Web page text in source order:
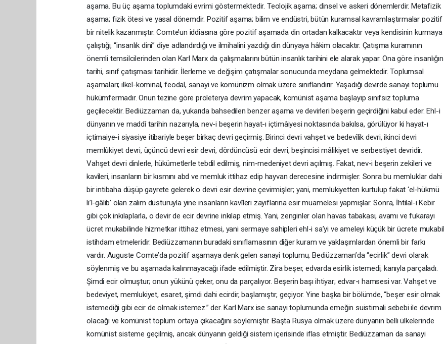
aşama. Bu üç aşama toplumdaki evrimi göstermektedir. Teolojik aşama; dinsel ve askeri dönemlerdir. Metafizik
aşama; fizik ötesi ve yasal dönemdir. Pozitif aşama; bilim ve endüstri, bütün kuramsal kavramlaştırmalar pozitif
bir nitelik kazanmıştır. Comte’un iddiasına göre pozitif aşamada din ortadan kalkacaktır veya kendisinin kurmaya
çalıştığı, “insanlık dini” diye adlandırdığı ve ilmihalini yazdığı din dünyaya hâkim olacaktır. Çatışma kuramının
önemli temsilcilerinden olan Karl Marx da çalışmalarını bütün insanlık tarihini ele alarak yapar. Ona göre insanlığın
tarihi, sınıf çatışması tarihidir. İlerleme ve değişim çatışmalar sonucunda meydana gelmektedir. Toplumsal
aşamaları; ilkel-kominal, feodal, sanayi ve komünizm olmak üzere sınıflandırır. Yaşadığı devirde sanayi toplumu
hükümfermadır. Onun tezine göre proleterya devrim yapacak, komünist aşama başlayıp sınıfsız topluma
geçilecektir. Bediüzzaman da, yukarıda bahsedilen benzer aşama ve devirleri beşerin geçirdiğini kabul eder. Ehl-i
dünyanın ve maddî tarihin nazarıyla, nev-i beşerin hayat-ı içtimâiyesi noktasında bakılsa, görülüyor ki hayat-ı
içtimaiye-i siyasiye itibariyle beşer birkaç devri geçirmiş. Birinci devri vahşet ve bedevîlik devri, ikinci devri
memlûkiyet devri, üçüncü devri esir devri, dördüncüsü ecir devri, beşincisi mâlikiyet ve serbestiyet devridir.
Vahşet devri dinlerle, hükümetlerle tebdil edilmiş, nim-medeniyet devri açılmış. Fakat, nev-i beşerin zekileri ve
kavîleri, insanların bir kısmını abd ve memluk ittihaz edip hayvan derecesine indirmişler. Sonra bu memluklar dahi
bir intibaha düşüp gayrete gelerek o devri esir devrine çevirmişler; yani, memlukiyetten kurtulup fakat ‘el-hükmü
li’l-gâlib’ olan zalim düsturuyla yine insanların kavîleri zayıflarına esir muamelesi yapmışlar. Sonra, İhtilal-i Kebir
gibi çok inkılaplarla, o devir de ecir devrine inkılap etmiş. Yani, zenginler olan havas tabakası, avamı ve fukarayı
ücret mukabilinde hizmetkar ittihaz etmesi, yani sermaye sahipleri ehl-i sa’yi ve ameleyi küçük bir ücrete mukabil
istihdam etmeleridir. Bediüzzamanın buradaki sınıflamasının diğer kuram ve yaklaşımlardan önemli bir farkı
vardır. Auguste Comte’da pozitif aşamaya denk gelen sanayi toplumu, Bediüzzaman’da “ecirlik” devri olarak
söylenmiş ve bu aşamada kalınmayacağı ifade edilmiştir. Zira beşer, edvarda esirlik istemedi, kanıyla parçaladı.
Şimdi ecir olmuştur; onun yükünü çeker, onu da parçalıyor. Beşerin başı ihtiyar; edvar-ı hamsesi var. Vahşet ve
bedeviyet, memlukiyet, esaret, şimdi dahi ecirdir, başlamıştır, geçiyor. Yine başka bir bölümde, “beşer esir olmak
istemediği gibi ecir de olmak istemez.” der. Karl Marx ise sanayi toplumunda emeğin suistimali sebebi ile devrim
olacağı ve komünist toplum ortaya çıkacağını söylemiştir. Başta Rusya olmak üzere dünyanın belli ülkelerinde
komünist sisteme geçilmiş, ancak dünyanın geldiği sistem içerisinde iflas etmiştir. Bediüzzaman da sanayi